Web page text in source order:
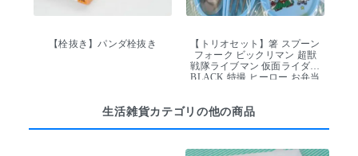
【栓抜き】パンダ栓抜き
【トリオセット】箸 スプーン
フォーク ビックリマン 超獣
戦隊ライブマン 仮面ライダー
BLACK 特撮 ヒーロー お弁当
生活雑貨カテゴリの他の商品